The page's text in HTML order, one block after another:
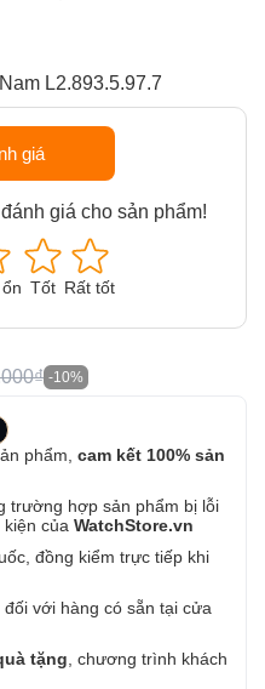
L2.893.5.97.7
giá
giá cho sản phẩm!
Tốt Rất tốt
-10%
phẩm, cam kết 100% sản
trường hợp sản phẩm bị lỗi
của WatchStore.vn
đồng kiểm trực tiếp khi
với hàng có sẵn tại cửa
tặng , chương trình khách